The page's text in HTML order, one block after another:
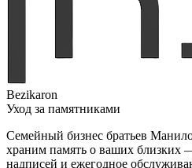
Bezikaron
Уход за памятниками
Семейный бизнес братьев
храним память о ваших близких
надписей и ежегодное